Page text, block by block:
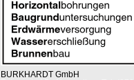
BURKHARDT GmbH